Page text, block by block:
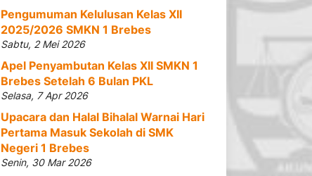
Pengumuman Kelulusan Kelas XII
2025/2026 SMKN 1 Brebes
Sabtu, 2 Mei 2026
Apel Penyambutan Kelas XII SMKN 1
Brebes Setelah 6 Bulan PKL
Selasa, 7 Apr 2026
Upacara dan Halal Bihalal Warnai Hari
Pertama Masuk Sekolah di SMK
Negeri 1 Brebes
Senin, 30 Mar 2026